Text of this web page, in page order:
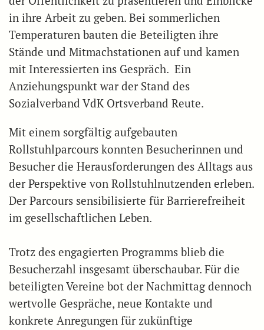
in ihre Arbeit zu geben. Bei sommerlichen
Temperaturen bauten die Beteiligten ihre
Stände und Mitmachstationen auf und kamen
mit Interessierten ins Gespräch. Ein
Anziehungspunkt war der Stand des
Sozialverband VdK Ortsverband Reute.
Mit einem sorgfältig aufgebauten
Rollstuhlparcours konnten Besucherinnen und
Besucher die Herausforderungen des Alltags aus
der Perspektive von Rollstuhlnutzenden erleben.
Der Parcours sensibilisierte für Barrierefreiheit
im gesellschaftlichen Leben.
Trotz des engagierten Programms blieb die
Besucherzahl insgesamt überschaubar. Für die
beteiligten Vereine bot der Nachmittag dennoch
wertvolle Gespräche, neue Kontakte und
konkrete Anregungen für zukünftige